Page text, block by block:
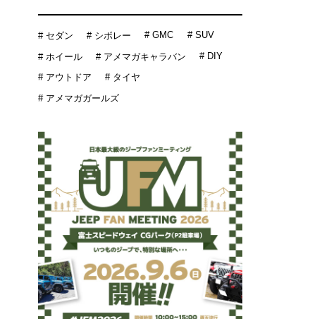
# セダン # シボレー # GMC # SUV
# ホイール # アメマガキャラバン # DIY
# アウトドア
# タイヤ
# アメマガガールズ